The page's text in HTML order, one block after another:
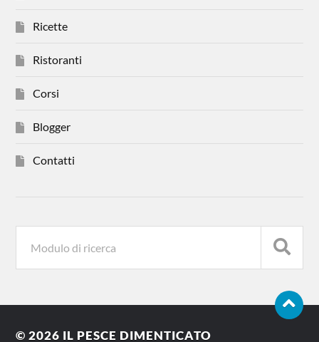
Ricette
Ristoranti
Corsi
Blogger
Contatti
© 2026 IL PESCE DIMENTICATO